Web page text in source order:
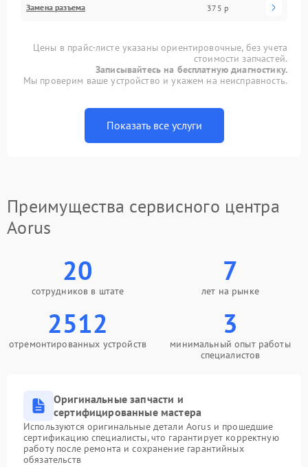
Замена разъема 375 р
Цены в прайс-листе указаны ориентировочные, без учета
стоимости запчастей.
Записывайтесь на бесплатную диагностику.
Мы проверим ваше устройство и укажем на неисправность.
Показать все услуги
Преимущества сервисного центра
Aorus
20
сотрудников в штате
7
лет на рынке
2512
отремонтированных устройств
3
минимальный опыт работы
специалистов
Оригинальные запчасти и
сертифицированные мастера
Используются оригинальные детали Aorus и прошедшие
сертификацию специалисты, что гарантирует корректную
работу после ремонта и сохранение гарантийных
обязательств